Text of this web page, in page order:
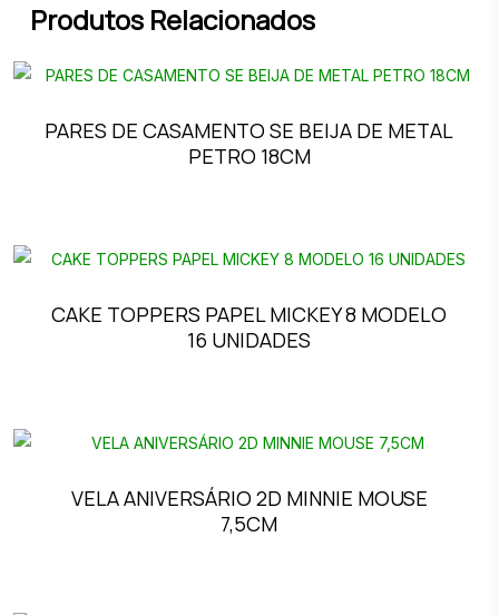
Produtos Relacionados
PARES DE CASAMENTO SE BEIJA DE METAL
PETRO 18CM
CAKE TOPPERS PAPEL MICKEY 8 MODELO
16 UNIDADES
VELA ANIVERSÁRIO 2D MINNIE MOUSE
7,5CM